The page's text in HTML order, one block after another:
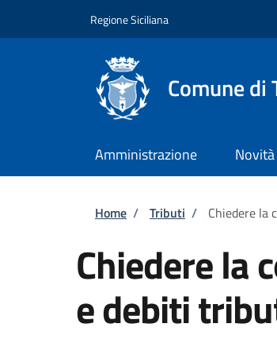
Regione Siciliana
Comune di
Amministrazione Novità
Briciole di
Home / Tributi / Chiedere la
Chiedere la
e debiti